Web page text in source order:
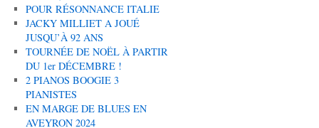
POUR RÉSONNANCE ITALIE
JACKY MILLIET A JOUÉ
JUSQU’À 92 ANS
TOURNÉE DE NOËL À PARTIR
DU 1er DÉCEMBRE !
2 PIANOS BOOGIE 3
PIANISTES
EN MARGE DE BLUES EN
AVEYRON 2024